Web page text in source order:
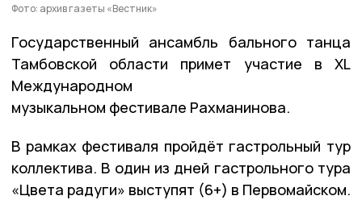
Фото: архив газеты «Вестник»
Государственный ансамбль бального танца
Тамбовской области примет участие в XL
Международном
музыкальном фестивале Рахманинова.
В рамках фестиваля пройдёт гастрольный тур
коллектива. В один из дней гастрольного тура
«Цвета радуги» выступят (6+) в Первомайском.